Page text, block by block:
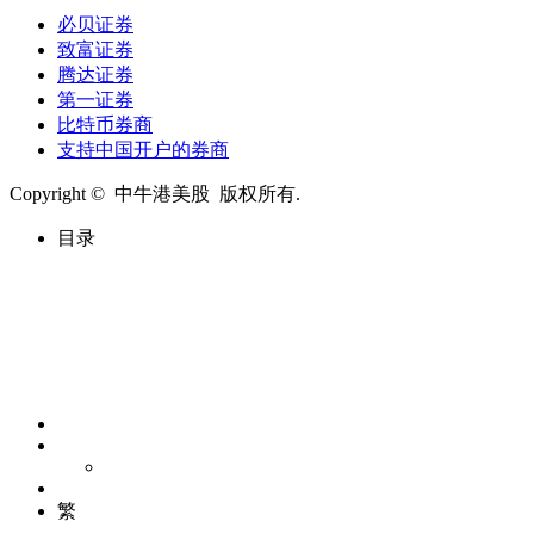
必贝证券
致富证券
腾达证券
第一证券
比特币券商
支持中国开户的券商
Copyright © 中牛港美股 版权所有.
目录
繁